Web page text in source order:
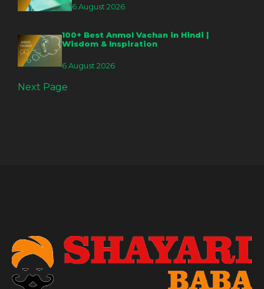
6 August 2026
100+ Best Anmol Vachan in Hindi |
Wisdom & Inspiration
6 August 2026
Next Page